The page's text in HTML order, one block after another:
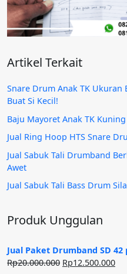
Artikel Terkait
Snare Drum Anak TK Ukuran
Buat Si Kecil!
Baju Mayoret Anak TK
Jual Ring Hoop HTS Snare
Jual Sabuk Tali Drumband
Awet
Jual Sabuk Tali Bass Drum
Produk Unggulan
Jual Paket Drumband SD
Rp20.000.000 Harga
Rp12.500.000